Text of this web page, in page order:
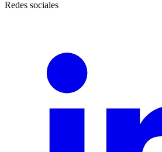
Redes sociales